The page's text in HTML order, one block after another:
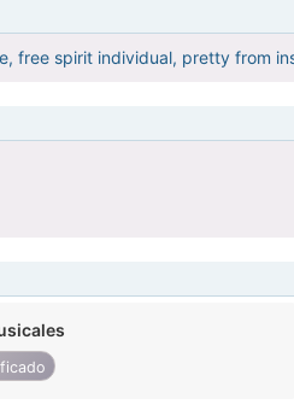
free spirit individual, pretty from